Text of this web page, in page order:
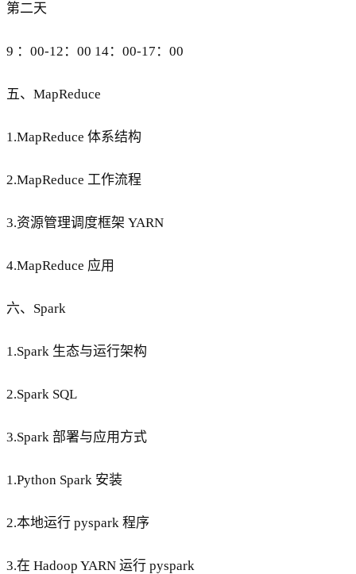
第二天
9 ：00-12：00 14：00-17：00
五、MapReduce
1.MapReduce 体系结构
2.MapReduce 工作流程
3.资源管理调度框架 YARN
4.MapReduce 应用
六、Spark
1.Spark 生态与运行架构
2.Spark SQL
3.Spark 部署与应用方式
1.Python Spark 安装
2.本地运行 pyspark 程序
3.在 Hadoop YARN 运行 pyspark